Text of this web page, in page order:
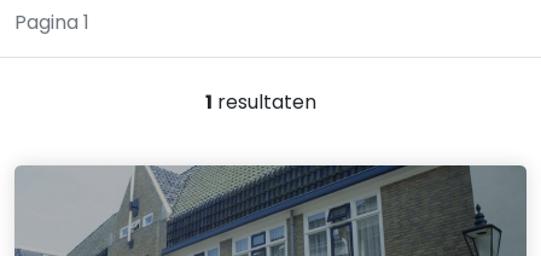
Pagina 1
1 resultaten